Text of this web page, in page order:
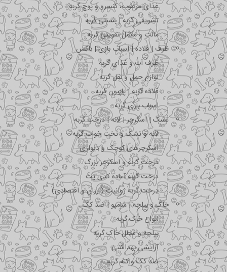
غذای مرطوب، کنسرو و پوچ گربه
تشویقی گربه | بستنی گربه
مالت و مکمل تقویتی گربه
ظرف | قلاده | اسباب بازی | باکس
ظرف آب و غذای گربه
لوازم حمل و نقل گربه
قلاده گربه | پاپیون گربه
اسباب بازی گربه
تشک | اسکرچر | لانه | درخت گربه
لانه و تشک و تخت خواب گربه
اسکرچرهای کوچک و دیواری
درخت گربه و اسکرچر بزرگ
درخت گربه آماده کدی پت
درخت گربه ژوانیت (ارزان و اقتصادی)
خاک و بیلچه | شامپو | ضد کک
انواع خاک گربه
بیلچه و سطل خاک گربه
آرایشی بهداشتی
ضد کک و کنه گربه